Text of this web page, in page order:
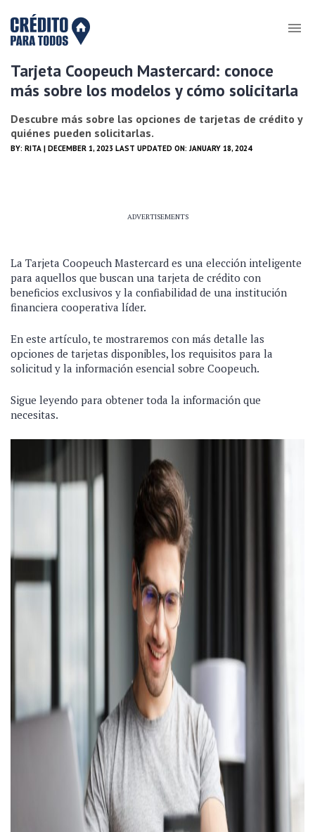
Tarjeta Coopeuch Mastercard: conoce
más sobre los modelos y cómo solicitarla
Descubre más sobre las opciones de tarjetas de crédito y
quiénes pueden solicitarlas.
BY: RITA | DECEMBER 1, 2023 LAST UPDATED ON: JANUARY 18, 2024
ADVERTISEMENTS
La Tarjeta Coopeuch Mastercard es una elección inteligente
para aquellos que buscan una tarjeta de crédito con
beneficios exclusivos y la confiabilidad de una institución
financiera cooperativa líder.
En este artículo, te mostraremos con más detalle las
opciones de tarjetas disponibles, los requisitos para la
solicitud y la información esencial sobre Coopeuch.
Sigue leyendo para obtener toda la información que
necesitas.